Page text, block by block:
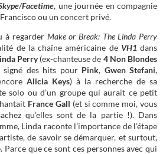
/Facetime, une journée en compagnie
ou un concert privé.
à regarder Make or Break: The Linda Perry
de la chaîne américaine de VH1 dans
Perry(ex-chanteuse de 4 Non Blondes
des hits pour Pink, Gwen Stefani,
Alicia Keys) à la recherche de sa
solo ou d’un groupe qui aurait ce petit
France Gall (et si comme moi, vous
qu’elles sont de la partie !). Dans
Linda raconte l’importance de l’étape
de savoir se démarquer, et surtout,
Parce que ce sont ces personnes avec qui